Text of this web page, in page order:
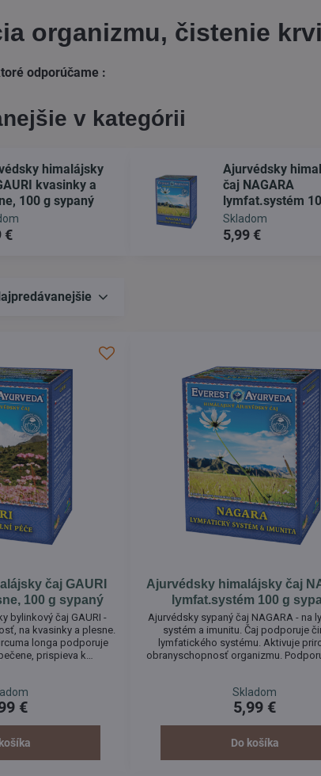
organizmu, čistenie krvi
odporúčame :
v kategórii
himalájsky
kvasinky a
100 g sypaný
€
Ajurvédsky
čaj NAGARA
lymfat.systém
sypaný
Skladom
5,99 €
čaj GAURI
100 g sypaný
bylinkový čaj GAURI -
na kvasinky a plesne.
prispieva k
nedostatku energie či
vitality.
€
Ajurvédsky himalájsky čaj
lymfat.systém 100 g
Ajurvédsky sypaný čaj NAGARA - na
systém a imunitu. Čaj podporuje
lymfatického systému. Aktivuje
obranyschopnosť organizmu.
organizmu.
Skladom
5,99 €
Do košíka